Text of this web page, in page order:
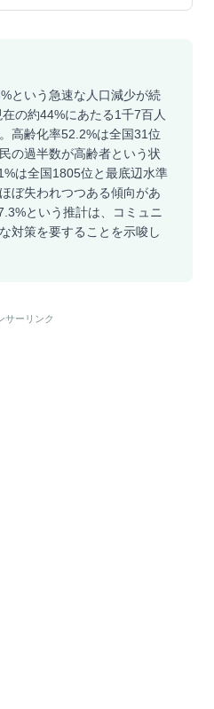
という急速な人口減少が続
の約44%にあたる1千7百人
高齢化率52.2%は全国31位
の過半数が高齢者という状
は全国1805位と最底辺水準
ぼ失われつつある傾向があ
という推計は、コミュニ
対策を要することを示唆し
サーリンク